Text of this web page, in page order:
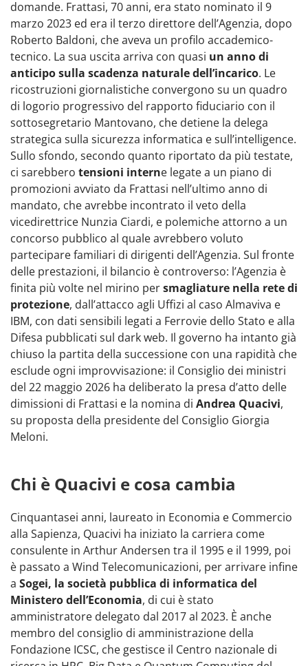
domande. Frattasi, 70 anni, era stato nominato il 9
marzo 2023 ed era il terzo direttore dell’Agenzia, dopo
Roberto Baldoni, che aveva un profilo accademico-
tecnico. La sua uscita arriva con quasi un anno di
anticipo sulla scadenza naturale dell’incarico. Le
ricostruzioni giornalistiche convergono su un quadro
di logorio progressivo del rapporto fiduciario con il
sottosegretario Mantovano, che detiene la delega
strategica sulla sicurezza informatica e sull’intelligence.
Sullo sfondo, secondo quanto riportato da più testate,
ci sarebbero tensioni interne legate a un piano di
promozioni avviato da Frattasi nell’ultimo anno di
mandato, che avrebbe incontrato il veto della
vicedirettrice Nunzia Ciardi, e polemiche attorno a un
concorso pubblico al quale avrebbero voluto
partecipare familiari di dirigenti dell’Agenzia. Sul fronte
delle prestazioni, il bilancio è controverso: l’Agenzia è
finita più volte nel mirino persmagliature nella rete di
protezione, dall’attacco agli Uffizi al caso Almaviva e
IBM, con dati sensibili legati a Ferrovie dello Stato e alla
Difesa pubblicati sul dark web. Il governo ha intanto già
chiuso la partita della successione con una rapidità che
esclude ogni improvvisazione: il Consiglio dei ministri
del 22 maggio 2026 ha deliberato la presa d’atto delle
dimissioni di Frattasi e la nomina di Andrea Quacivi,
su proposta della presidente del Consiglio Giorgia
Meloni.
Chi è Quacivi e cosa cambia
Cinquantasei anni, laureato in Economia e Commercio
alla Sapienza, Quacivi ha iniziato la carriera come
consulente in Arthur Andersen tra il 1995 e il 1999, poi
è passato a Wind Telecomunicazioni, per arrivare infine
a Sogei, la società pubblica di informatica del
Ministero dell’Economia, di cui è stato
amministratore delegato dal 2017 al 2023. È anche
membro del consiglio di amministrazione della
Fondazione ICSC, che gestisce il Centro nazionale di